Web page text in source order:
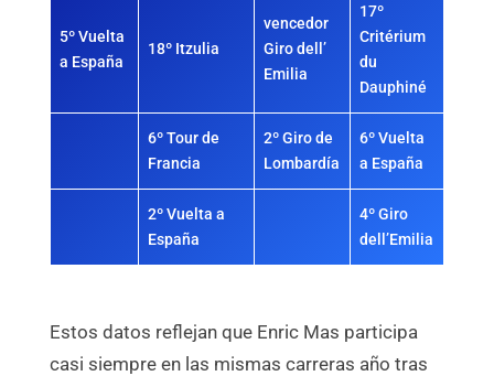
5º Vuelta
a España
18º Itzulia
vencedor
Giro dell’
Emilia
17º
Critérium
du
Dauphiné
6º Tour de
Francia
2º Giro de
Lombardía
6º Vuelta
a España
2º Vuelta a
España
4º Giro
dell’Emilia
Estos datos reflejan que Enric Mas participa
casi siempre en las mismas carreras año tras